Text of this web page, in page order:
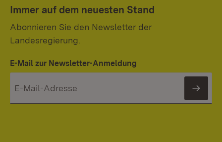
Immer auf dem neuesten Stand
Abonnieren Sie den Newsletter der
Landesregierung.
E-Mail zur Newsletter-Anmeldung